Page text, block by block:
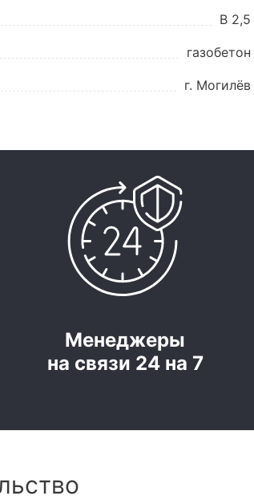
B 2,5
газобетон
г. Могилёв
Менеджеры
на связи 24 на 7